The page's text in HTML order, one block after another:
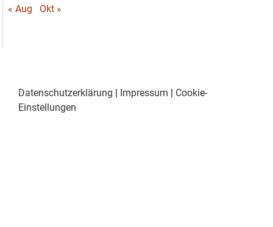
« Aug
Okt »
Datenschutzerklärung | Impressum | Cookie-
Einstellungen